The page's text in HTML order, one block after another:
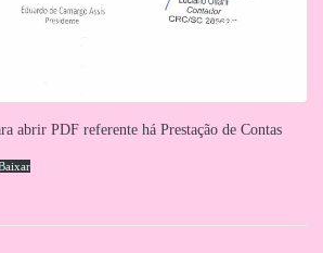
abrir PDF referente há Prestação de Contas